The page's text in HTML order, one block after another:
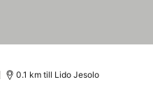
0.1 km till Lido Jesolo